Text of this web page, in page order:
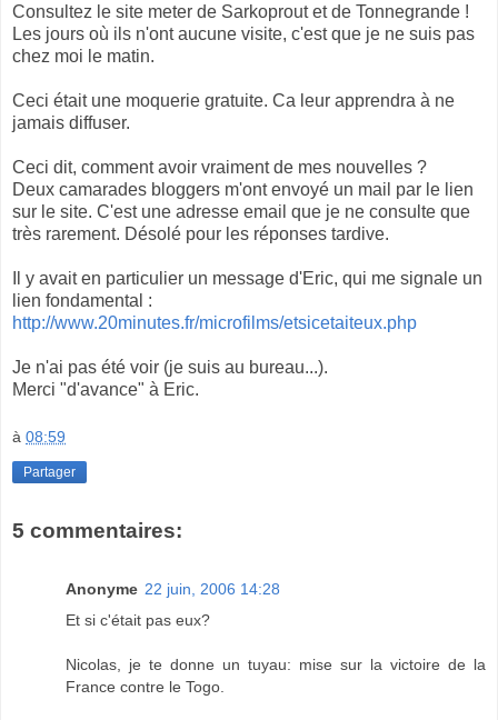
Consultez le site meter de Sarkoprout et de Tonnegrande !
Les jours où ils n'ont aucune visite, c'est que je ne suis pas
chez moi le matin.
Ceci était une moquerie gratuite. Ca leur apprendra à ne
jamais diffuser.
Ceci dit, comment avoir vraiment de mes nouvelles ?
Deux camarades bloggers m'ont envoyé un mail par le lien
sur le site. C'est une adresse email que je ne consulte que
très rarement. Désolé pour les réponses tardive.
Il y avait en particulier un message d'Eric, qui me signale un
lien fondamental :
http://www.20minutes.fr/microfilms/etsicetaiteux.php
Je n'ai pas été voir (je suis au bureau...).
Merci "d'avance" à Eric.
à 08:59
Partager
5 commentaires:
Anonyme 22 juin, 2006 14:28
Et si c'était pas eux?
Nicolas, je te donne un tuyau: mise sur la victoire de la
France contre le Togo.